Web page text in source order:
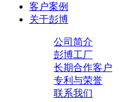
客户案例
关于彭博
公司简介
彭博工厂
长期合作客户
专利与荣誉
联系我们